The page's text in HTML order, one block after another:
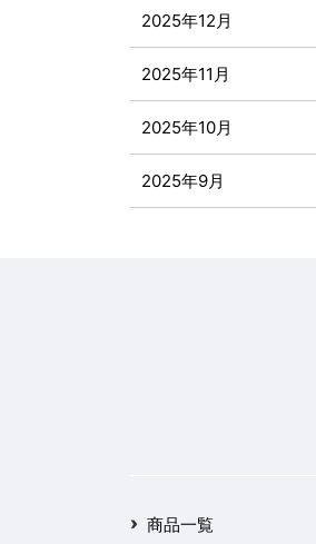
2025年12月
2025年11月
2025年10月
2025年9月
商品一覧